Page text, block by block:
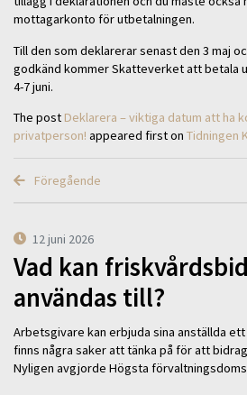
mottagarkonto för utbetalningen.
Till den som deklarerar senast den 3 maj
godkänd kommer Skatteverket att betala
4-7 juni.
The post Deklarera – viktiga datum att ha
privatperson! appeared first on Tidningen
Föregående
12 juni 2026
Vad kan
användas till?
Arbetsgivare kan erbjuda sina anställda
finns några saker att tänka på för att
Nyligen avgjorde Högsta